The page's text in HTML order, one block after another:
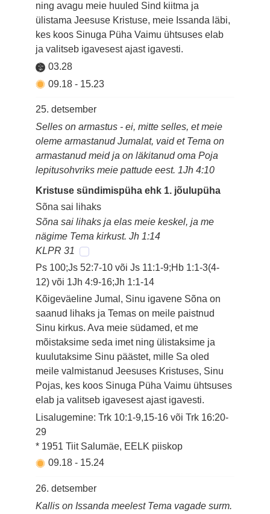
ning avagu meie huuled Sind kiitma ja
ülistama Jeesuse Kristuse, meie Issanda läbi,
kes koos Sinuga Püha Vaimu ühtsuses elab
ja valitseb igavesest ajast igavesti.
03.28
09.18- 15.23
25. detsember
Selles on armastus - ei, mitte selles, et meie
oleme armastanud Jumalat, vaid et Tema on
armastanud meid ja on läkitanud oma Poja
lepitusohvriks meie pattude eest. 1Jh 4:10
Kristuse sündimispüha ehk 1. jõulupüha
Sõna sai lihaks
Sõna sai lihaks ja elas meie keskel, ja me
nägime Tema kirkust. Jh 1:14
KLPR 31
Ps 100;Js 52:7-10 või Js 11:1-9;Hb 1:1-3(4-
12) või 1Jh 4:9-16;Jh 1:1-14
Kõigeväeline Jumal, Sinu igavene Sõna on
saanud lihaks ja Temas on meile paistnud
Sinu kirkus. Ava meie südamed, et me
mõistaksime seda imet ning ülistaksime ja
kuulutaksime Sinu päästet, mille Sa oled
meile valmistanud Jeesuses Kristuses, Sinu
Pojas, kes koos Sinuga Püha Vaimu ühtsuses
elab ja valitseb igavesest ajast igavesti.
Lisalugemine: Trk 10:1-9,15-16 või Trk 16:20-
29
* 1951 Tiit Salumäe, EELK piiskop
09.18- 15.24
26. detsember
Kallis on Issanda meelest Tema vagade surm.